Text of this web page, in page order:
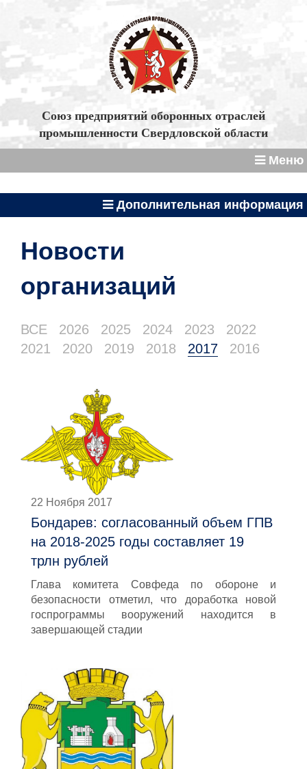
Союз предприятий оборонных отраслей
промышленности Свердловской области
Меню
Дополнительная информация
Новости
организаций
ВСЕ 2026 2025 2024 2023
2022
2021
2020 2019 2018 2017 2016
22 Ноября 2017
Бондарев: согласованный объем ГПВ
на 2018-2025 годы составляет 19
трлн рублей
Глава комитета Совфеда по обороне и
безопасности отметил, что доработка новой
госпрограммы вооружений находится в
завершающей стадии